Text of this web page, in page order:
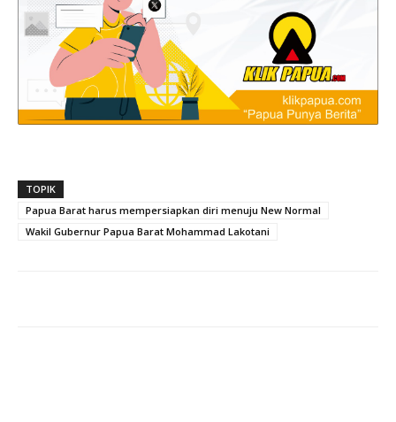
TOPIK
Papua Barat harus mempersiapkan diri menuju New Normal
Wakil Gubernur Papua Barat Mohammad Lakotani